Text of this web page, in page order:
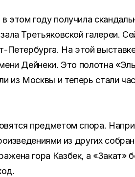
году получила
Третьяковской галереи.
Петербурга. На этой
Дейнеки. Это полотна
из Москвы и теперь стали
предметом спора.
из других
гора Казбек, а «Закат»